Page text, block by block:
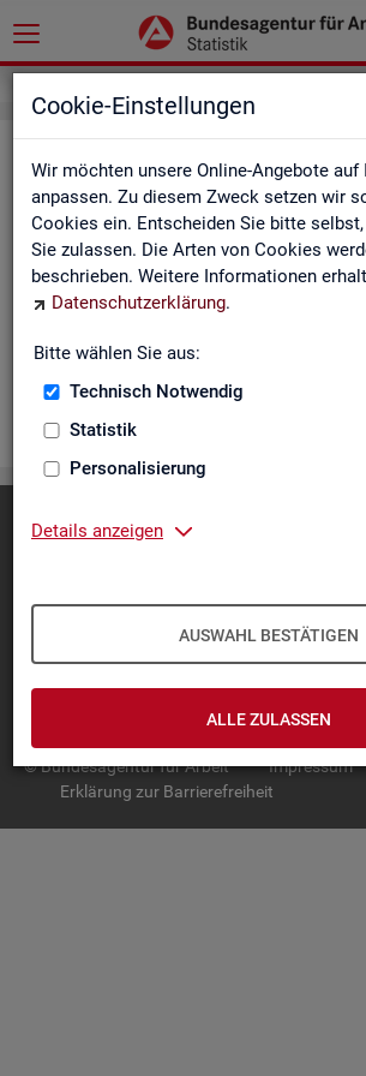
Cookie-Einstellungen
Wir möchten unsere Online-Angebote auf
anpassen. Zu diesem Zweck setzen wir
Cookies ein. Entscheiden Sie bitte
Sie zulassen. Die Arten von Cookies
beschrieben. Weitere Informationen
Datenschutzerklärung.
Bitte wählen Sie aus:
Technisch Notwendig
Statistik
Personalisierung
Details anzeigen
AUSWAHL BESTÄTIGEN
ALLE ZULASSEN
Rea­li­sier­te Kurz­ar­beit
net) - Deutsch­land,
nal­di­rek­tio­nen,
und Krei­se
nen über Be­stand, Be­trie­be /
Kurz­ar­bei­ter­quo­te und wei­te­re
IN­TER­AK­TI­VE STA­TIS­TI­KEN
GRUND­LA­GEN
© Bundesagentur für Arbeit Impressum
Erklärung zur Barrierefreiheit